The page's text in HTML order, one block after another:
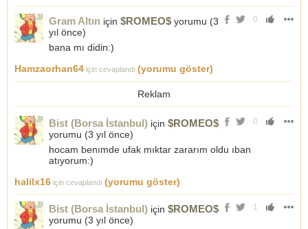
0
Gram Altın için $ROMEO$ yorumu (3
yıl önce)
bana mı didin:)
Hamzaorhan64 için cevaplandı (yorumu göster)
Reklam
0
Bist (Borsa İstanbul) için $ROMEO$
yorumu (3 yıl önce)
hocam benımde ufak mıktar zararım oldu ıban
atıyorum:)
halilx16 için cevaplandı (yorumu göster)
1
Bist (Borsa İstanbul) için $ROMEO$
yorumu (3 yıl önce)